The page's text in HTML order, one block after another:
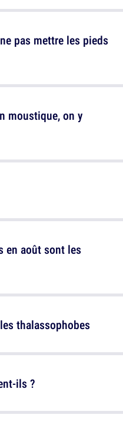
pas mettre les pieds
thalassophobes
moustique, on y
en août sont les
ils ?